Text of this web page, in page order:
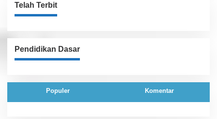
Telah Terbit
Pendidikan Dasar
Populer Komentar